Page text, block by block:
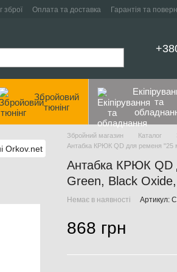
зброї Оплата та доставка
Гарантія та
Збройовий
тюнінг
та
Збройний магазин Каталог
Антабка КРЮК QD для ременя "25
Антабка КРЮК QD
Green, Black
Немає в наявності Артикул:
868 грн